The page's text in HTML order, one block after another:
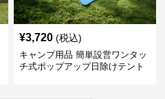
¥3,720 (税込)
キャンプ用品 簡単設営ワンタッ
チ式ポップアップ日除けテント